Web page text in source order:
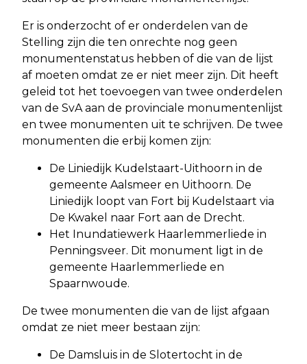
Er is onderzocht of er onderdelen van de
Stelling zijn die ten onrechte nog geen
monumentenstatus hebben of die van de lijst
af moeten omdat ze er niet meer zijn. Dit heeft
geleid tot het toevoegen van twee onderdelen
van de SvA aan de provinciale monumentenlijst
en twee monumenten uit te schrijven. De twee
monumenten die erbij komen zijn:
De Liniedijk Kudelstaart-Uithoorn in de
gemeente Aalsmeer en Uithoorn. De
Liniedijk loopt van Fort bij Kudelstaart via
De Kwakel naar Fort aan de Drecht.
Het Inundatiewerk Haarlemmerliede in
Penningsveer. Dit monument ligt in de
gemeente Haarlemmerliede en
Spaarnwoude.
De twee monumenten die van de lijst afgaan
omdat ze niet meer bestaan zijn:
De Damsluis in de Slotertocht in de